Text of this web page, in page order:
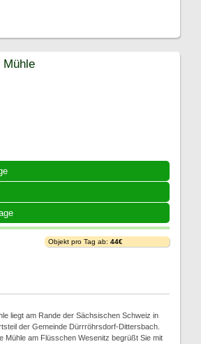
Mühle
Objekt pro Tag ab: 44€
liegt am Rande der Sächsischen Schweiz in
der Gemeinde Dürrröhrsdorf-Dittersbach.
Mühle am Flüsschen Wesenitz begrüßt Sie mit